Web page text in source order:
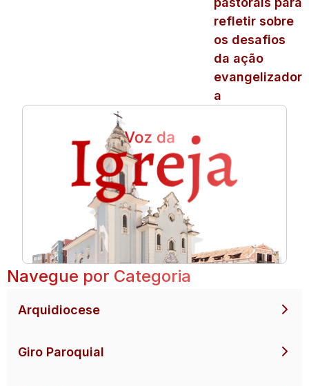
refletir sobre
os desafios
da ação
evangelizador
a
Navegue por Categoria
Arquidiocese
Giro Paroquial